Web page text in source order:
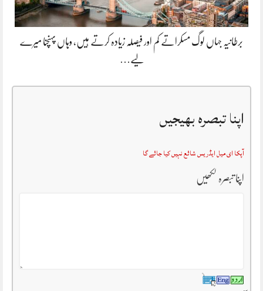
برطانیہ جہاں لوگ مسکراتے کم اور فیصلہ زیادہ کرتے ہیں، وہاں پہنچنا میرے
لیے…
اپنا تبصرہ بھیجیں
آپکا ای میل ایڈریس شائع نہیں کیا جائے گا
اپنا تبصرہ لکھیں